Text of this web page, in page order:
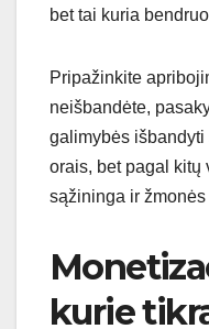
bet tai kuria
Pripažinkite
neišbandėte,
galimybės
orais, bet pagal
sąžininga ir žmonės
kurie